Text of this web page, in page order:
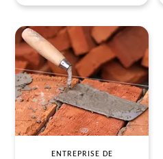
ENTREPRISE DE